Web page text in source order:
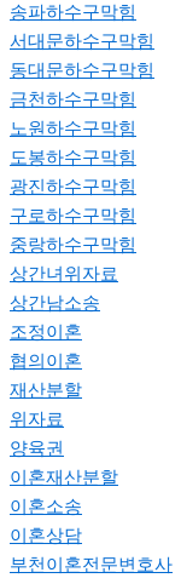
송파하수구막힘
서대문하수구막힘
동대문하수구막힘
금천하수구막힘
노원하수구막힘
도봉하수구막힘
광진하수구막힘
구로하수구막힘
중랑하수구막힘
상간녀위자료
상간남소송
조정이혼
협의이혼
재산분할
위자료
양육권
이혼재산분할
이혼소송
이혼상담
부천이혼전문변호사